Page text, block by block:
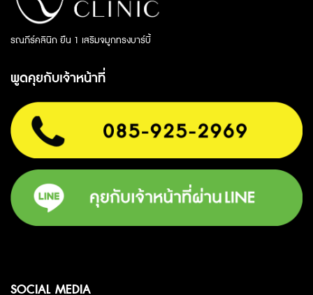
รณภีร์คลินิก ยืน 1 เสริมจมูกทรงบาร์บี้
พูดคุยกับเจ้าหน้าที่
SOCIAL MEDIA